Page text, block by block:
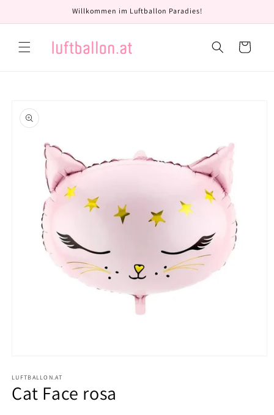
Inhalt
Willkommen im Luftballon Paradies!
Warenkorb
in
Modal
öffnen
LUFTBALLON.AT
Cat Face rosa